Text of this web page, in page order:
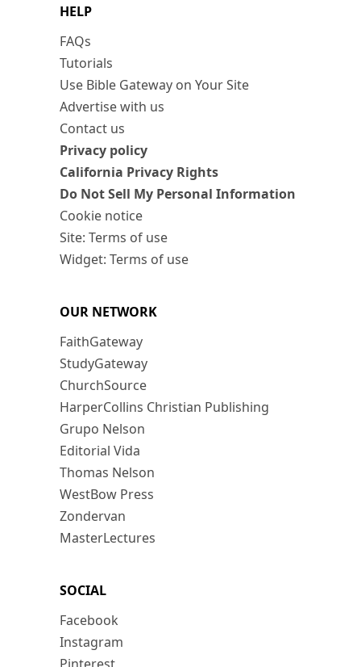
HELP
FAQs
Tutorials
Use Bible Gateway on Your Site
Advertise with us
Contact us
Privacy policy
California Privacy Rights
Do Not Sell My Personal Information
Cookie notice
Site: Terms of use
Widget: Terms of use
OUR NETWORK
FaithGateway
StudyGateway
ChurchSource
HarperCollins Christian Publishing
Grupo Nelson
Editorial Vida
Thomas Nelson
WestBow Press
Zondervan
MasterLectures
SOCIAL
Facebook
Instagram